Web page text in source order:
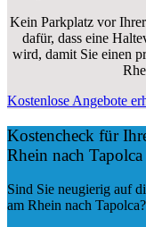
Kein Parkplatz vor
dafür, dass eine
wird, damit Sie einen
Kostenlose Angebote
Kostencheck für
Rhein nach Tapolca
Sind Sie neugierig auf
am Rhein nach Tapolca?